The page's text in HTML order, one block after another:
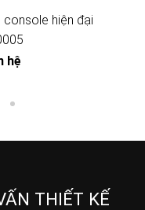
console hiện đại
hệ
THIẾT KẾ